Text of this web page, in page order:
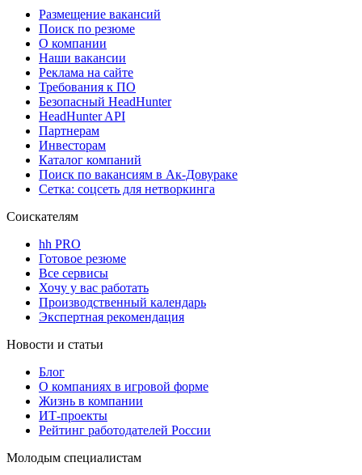
Размещение вакансий
Поиск по резюме
О компании
Наши вакансии
Реклама на сайте
Требования к ПО
Безопасный HeadHunter
HeadHunter API
Партнерам
Инвесторам
Каталог компаний
Поиск по вакансиям в Ак-Довураке
Сетка: соцсеть для нетворкинга
Соискателям
hh PRO
Готовое резюме
Все сервисы
Хочу у вас работать
Производственный календарь
Экспертная рекомендация
Новости и статьи
Блог
О компаниях в игровой форме
Жизнь в компании
ИТ-проекты
Рейтинг работодателей России
Молодым специалистам